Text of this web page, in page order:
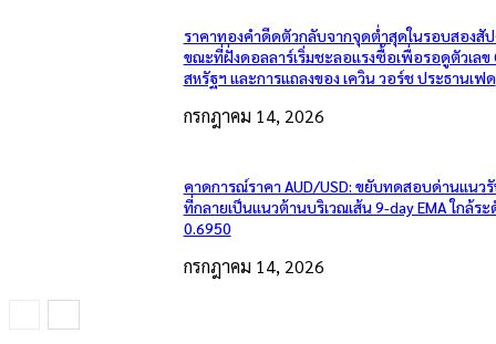
ราคาทองคำดีดตัวกลับจากจุดต่ำสุดในรอบสองสั
ขณะที่ฝั่งดอลลาร์เริ่มชะลอแรงซื้อเพื่อรอดูตัวเลข
สหรัฐฯ และการแถลงของ เควิน วอร์ช ประธานเฟด
กรกฎาคม 14, 2026
คาดการณ์ราคา AUD/USD: ขยับทดสอบด่านแนวรั
ที่กลายเป็นแนวต้านบริเวณเส้น 9-day EMA ใกล้ร
0.6950
กรกฎาคม 14, 2026